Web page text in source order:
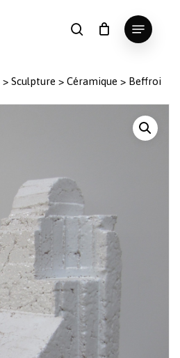
search
Menu
Fermer
le
> Sculpture > Céramique > Beffroi
Close